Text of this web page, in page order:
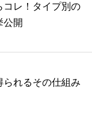
コレ！タイプ別の
公開
れるその仕組み